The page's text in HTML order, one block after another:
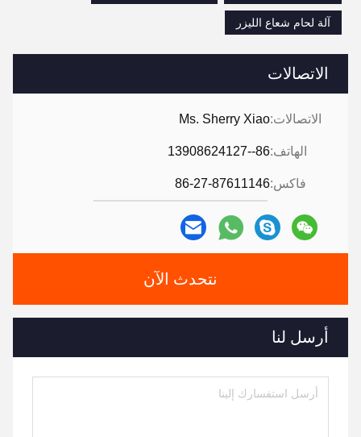
الاتصالات
الاتصالات:Ms. Sherry Xiao
الهاتف:86--13908624127
فاكس:86-27-87611146
نتحدث الآن
أرسل لنا
آلة لحام شعاع الليزر